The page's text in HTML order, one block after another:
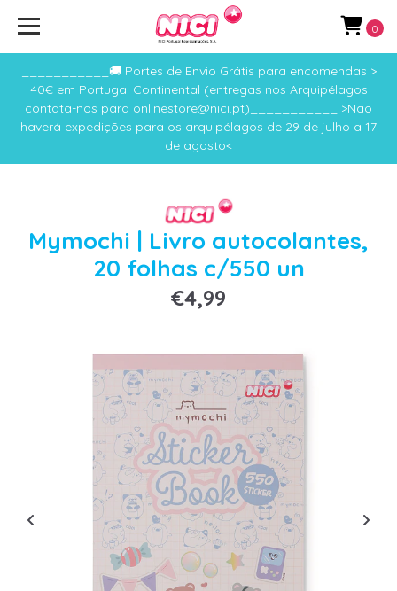
___________🚚 Portes de Envio Grátis para encomendas >
40€ em Portugal Continental (entregas nos Arquipélagos
contata-nos para onlinestore@nici.pt)___________ >Não
haverá expedições para os arquipélagos de 29 de julho a 17
de agosto<
0
Mymochi | Livro autocolantes,
20 folhas c/550 un
€4,99